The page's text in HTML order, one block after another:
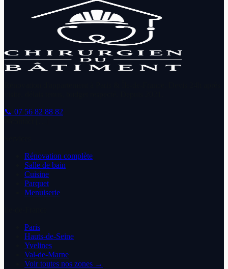
📞 07 56 82 88 82
Rénovation complète
Salle de bain
Cuisine
Parquet
Menuiserie
Paris
Hauts-de-Seine
Yvelines
Val-de-Marne
Voir toutes nos zones →